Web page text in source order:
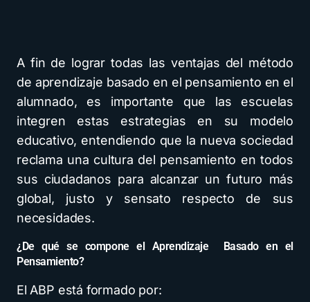
A fin de lograr todas las ventajas del método
de aprendizaje basado en el pensamiento en el
alumnado, es importante que las escuelas
integren estas estrategias en su modelo
educativo, entendiendo que la nueva sociedad
reclama una cultura del pensamiento en todos
sus ciudadanos para alcanzar un futuro más
global, justo y sensato respecto de sus
necesidades.
¿De qué se compone el Aprendizaje Basado en el
Pensamiento?
El ABP está formado por: